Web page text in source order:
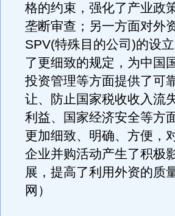
格的约束，强化了产业政
垄断审查；另一方面对外
SPV(特殊目的公司)的设
了更细致的规定，为中国
投资管理等方面提供了可
让、防止国家税收收入流
利益、国家经济安全等方
更加细致、明确、方便，
企业并购活动产生了积极
展，提高了利用外资的质
网）